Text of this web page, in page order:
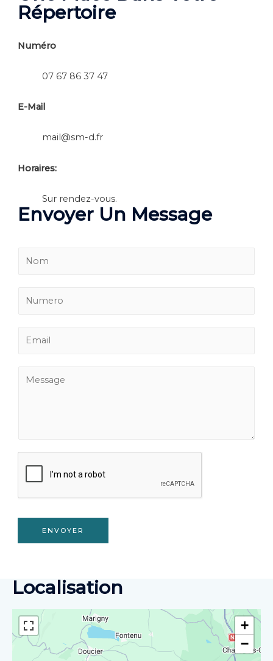
Répertoire
Numéro
07 67 86 37 47
E-Mail
mail@sm-d.fr
Horaires:
Sur rendez-vous.
Envoyer Un Message
ENVOYER
Localisation
+
−